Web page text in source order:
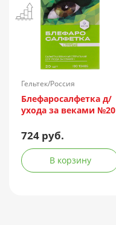
Гельтек/Россия
Блефаросалфетка д/
ухода за веками №20
724 руб.
В корзину